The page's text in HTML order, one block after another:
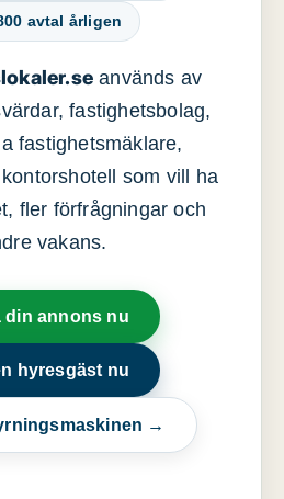
avtal årligen
används av
fastighetsbolag,
fastighetsmäklare,
som vill ha
fler förfrågningar och
vakans.
din annons nu
hyresgäst nu
→